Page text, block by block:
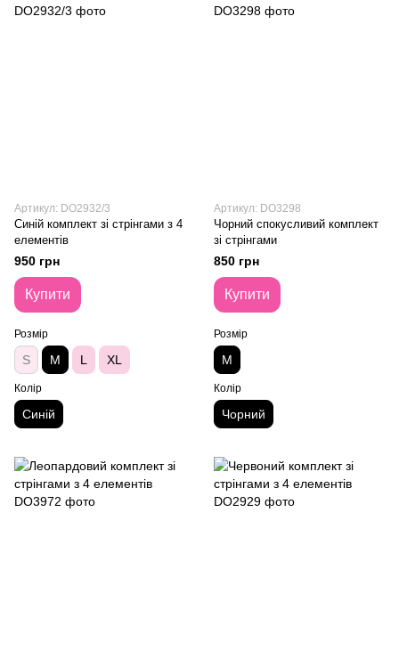
Артикул: DO2932/3
Синій комплект зі стрінгами з 4
елементів
950 грн
Купити
Розмір
S M L XL
Колір
Синій
Артикул: DO3298
Чорний спокусливий комплект
зі стрінгами
850 грн
Купити
Розмір
M
Колір
Чорний